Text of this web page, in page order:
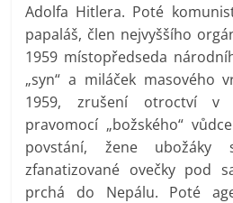
Adolfa Hitlera. Poté
papaláš, člen nejvyššího
1959 místopředseda
„syn“ a miláček masového
1959, zrušení otroctví v
pravomocí „božského“
povstání, žene ubožáky
zfanatizované ovečky pod
prchá do Nepálu. Poté